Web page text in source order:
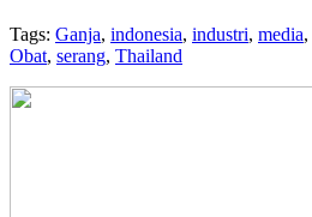
Tags: Ganja, indonesia, industri, media,
Obat, serang, Thailand